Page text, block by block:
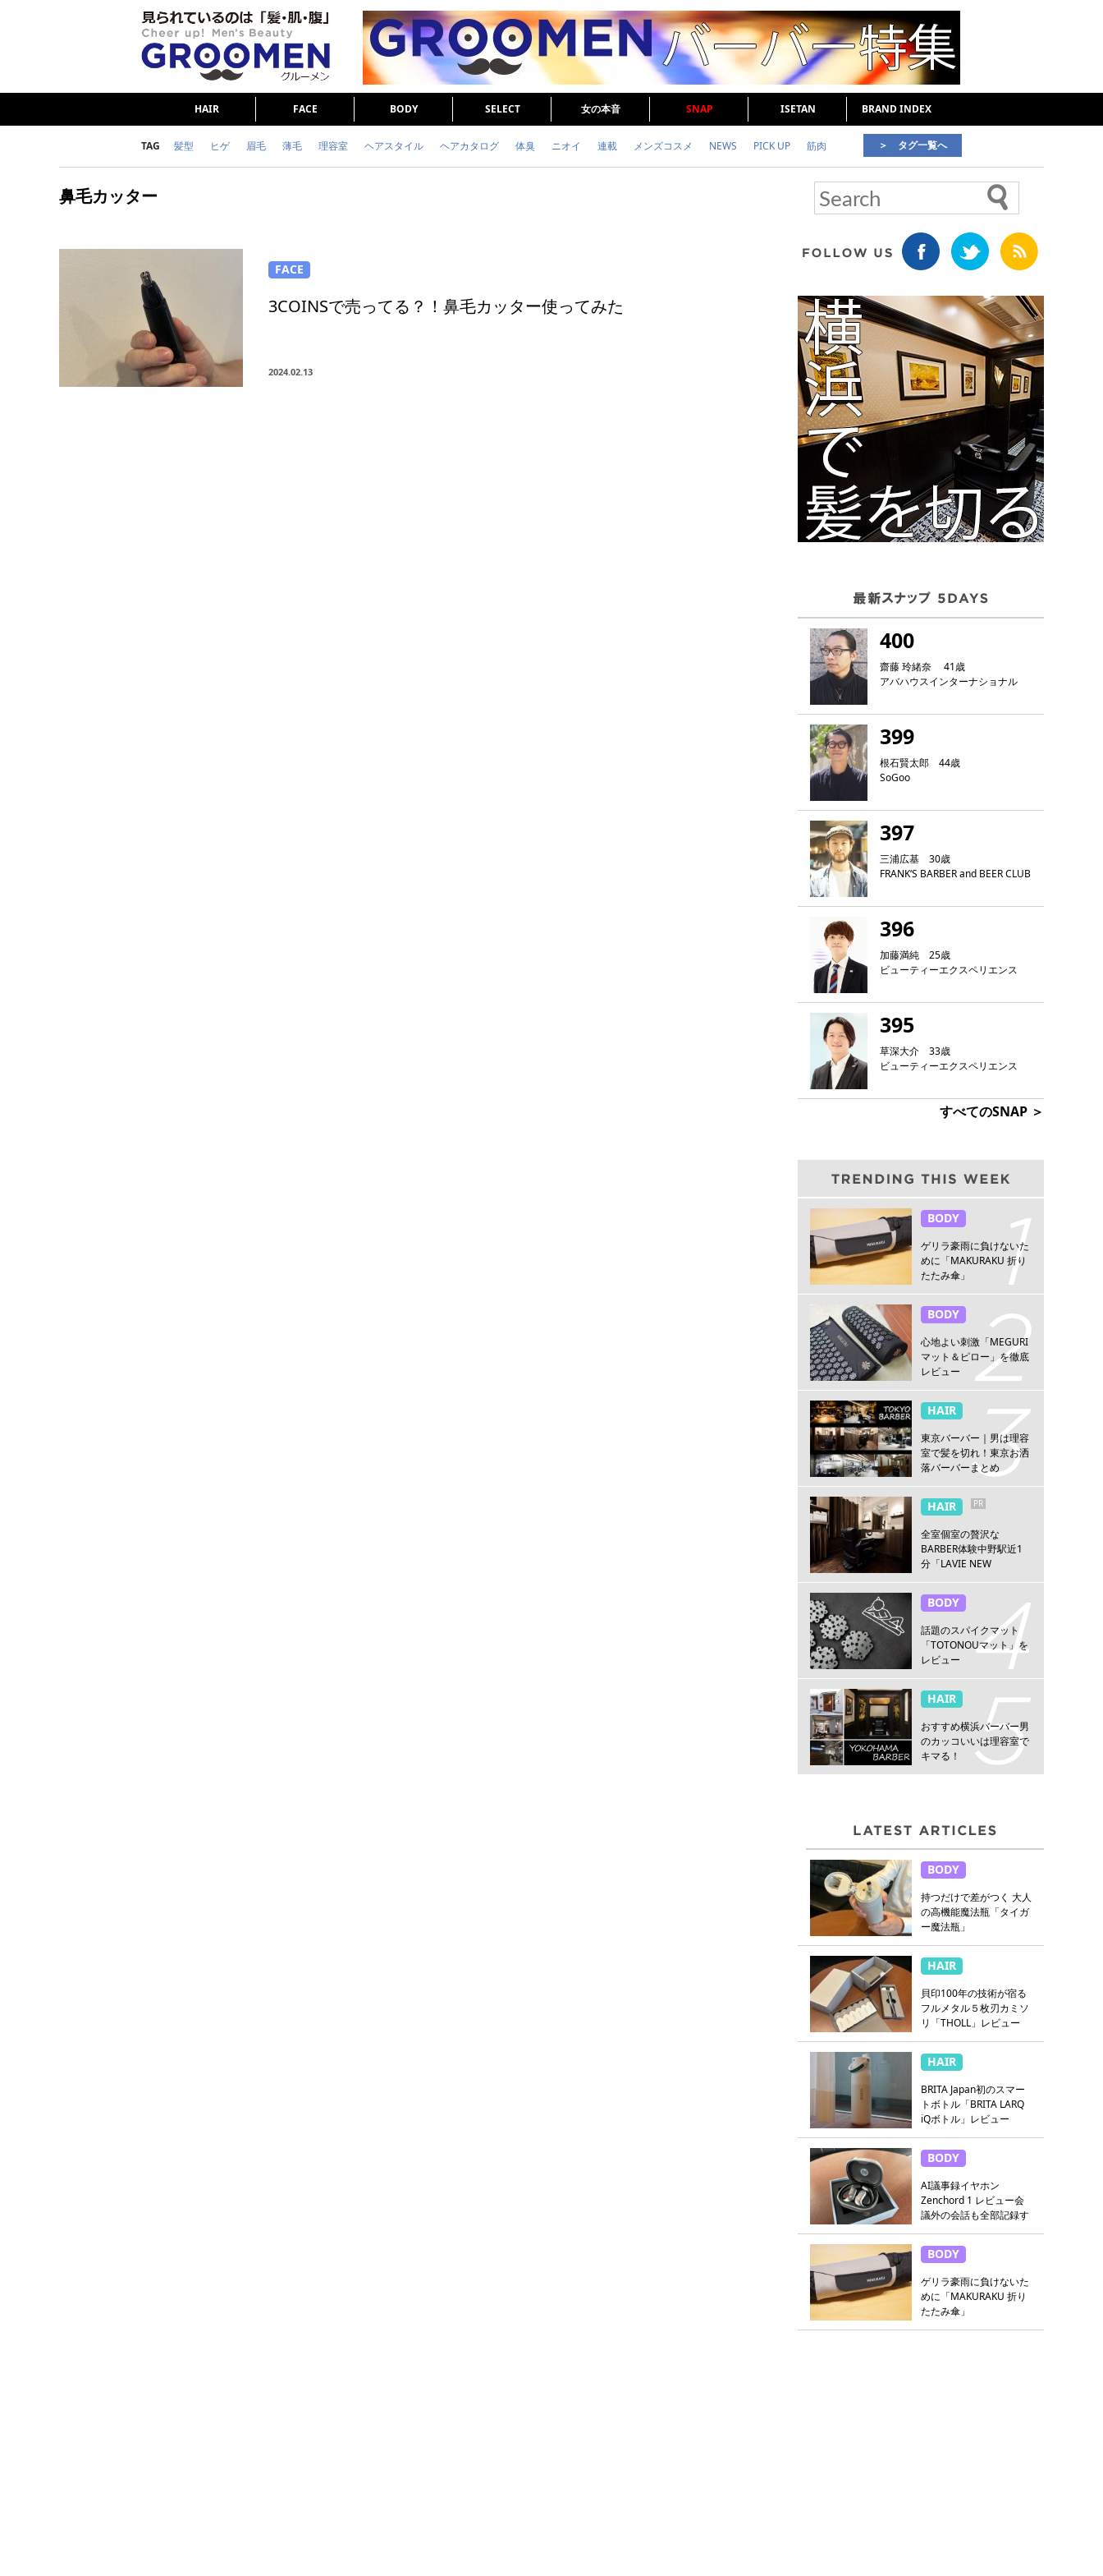
HAIR FACE BODY SELECT 女の本音 SNAP ISETAN BRAND INDEX
TAG 髪型 ヒゲ 眉毛 薄毛 理容室 ヘアスタイル ヘアカタログ 体臭 ニオイ 連載 メンズコスメ NEWS PICK UP 筋肉
頭皮ケア
＞ タグ一覧へ
鼻毛カッター
FACE
3COINSで売ってる？！鼻毛カッター使ってみた
2024.02.13
400
齋藤 玲緒奈 41歳
アバハウスインターナショナル
399
根石賢太郎 44歳
SoGoo
397
三浦広基 30歳
FRANK‘S BARBER and BEER CLUB
396
加藤満純 25歳
ビューティーエクスペリエンス
395
草深大介 33歳
ビューティーエクスペリエンス
すべてのSNAP ＞
BODY
ゲリラ豪雨に負けないた
めに「MAKURAKU 折り
たたみ傘」
BODY
心地よい刺激「MEGURI
マット＆ピロー」を徹底
レビュー
HAIR
東京バーバー｜男は理容
室で髪を切れ！東京お洒
落バーバーまとめ
HAIR PR
全室個室の贅沢な
BARBER体験中野駅近1
分「LAVIE NEW
野」
BODY
話題のスパイクマット
「TOTONOUマット」を
レビュー
HAIR
おすすめ横浜バーバー男
のカッコいいは理容室で
キマる！
BODY
持つだけで差がつく 大人
の高機能魔法瓶「タイガ
ー魔法瓶」
HAIR
貝印100年の技術が宿る
フルメタル５枚刃カミソ
リ「THOLL」レビュー
HAIR
BRITA Japan初のスマー
トボトル「BRITA LARQ
iQボトル」レビュー
BODY
AI議事録イヤホン
Zenchord 1 レビュー会
議外の会話も全部記録す
BODY
ゲリラ豪雨に負けないた
めに「MAKURAKU 折り
たたみ傘」